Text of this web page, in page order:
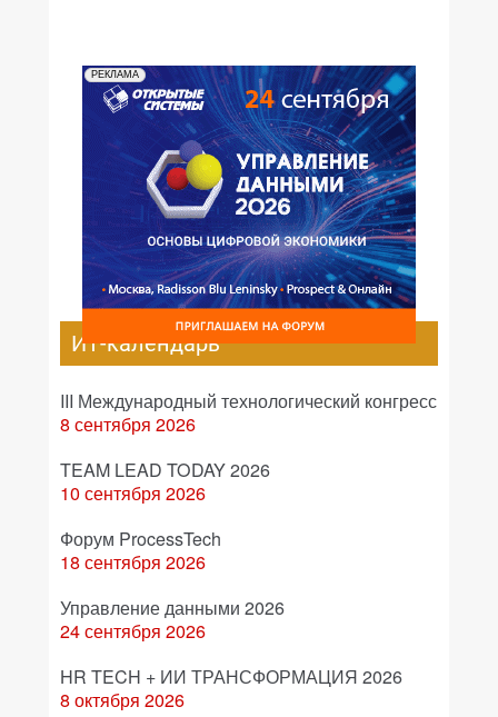
РЕКЛАМА
ИТ-календарь
III Международный технологический конгресс
8 сентября 2026
TEAM LEAD TODAY 2026
10 сентября 2026
Форум ProcessTech
18 сентября 2026
Управление данными 2026
24 сентября 2026
HR TECH + ИИ ТРАНСФОРМАЦИЯ 2026
8 октября 2026